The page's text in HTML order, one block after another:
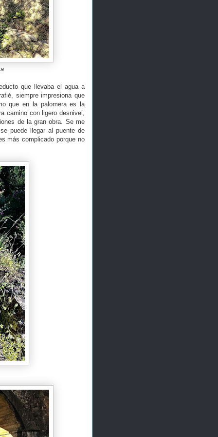
que llevaba el agua a
siempre impresiona que
que en la palomera es la
camino con ligero desnivel,
de la gran obra. Se me
puede llegar al puente de
más complicado porque no